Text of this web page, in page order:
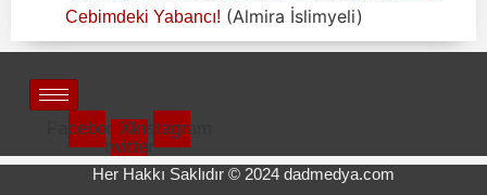
Cebimdeki Yabancı! (Almira İslimyeli)
FacebookX-
twitter
Instagram
Her Hakkı Saklıdır © 2024 dadmedya.com